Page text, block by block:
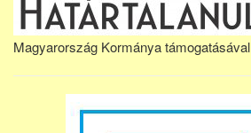
Magyarország Kormánya támogatásával